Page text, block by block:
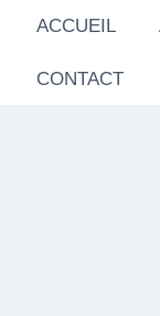
ACCUEIL
CONTACT